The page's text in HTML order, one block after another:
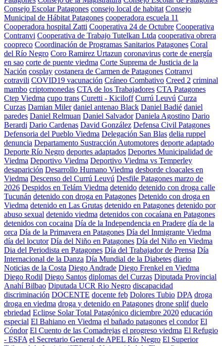
Consejo Escolar Patagones consejo local de habitat Consejo
Municipal de Hábitat Patagones cooperadora escuela 11
Cooperadora hospital Zatti Cooperativa 24 de Octubre Cooperativa
Contranvi Cooperativa de Trabajo Tutelkan Ltda cooperativa obrera
coopreco Coordinación de Programas Sanitarios Patagones Coral
del Río Negro Coro Ramirez Urtazun coronavirus corte de energía
en sao corte de puente viedma Corte Suprema de Justicia de la
Nación cosplay costanera de Carmen de Patagones Cotranvi
cotravili COVID19 vacunación Cráneo Combativo Creed 2 criminal
mambo criptomonedas CTA de los Trabajadores CTA Patagones
Ctep Viedma cupo trans Curetti - Kiciloff Currú Leuvú Curza
Curzas Damian Miler daniel antenao Black Daniel Badié daniel
paredes Daniel Relmuan Daniel Salvador Daniela Agostino Dario
Berardi Dario Cardenas David González Defensa Civil Patagones
Defensoria del Pueblo Viedma Delegación San Blas delia ruppel
denuncia Departamento Sustracción Automotores deporte adaptado
Deporte Río Negro deportes adaptados Deportes Municipalidad de
Viedma Deportivo Viedma Deportivo Viedma vs Temperley
desaparición Desarrollo Humano Viedma desborde cloacales en
Viedma Descenso del Currú Leuvú Desfile Patagones marzo de
2026 Despidos en Telám Viedma detenido detenido con droga calle
Tucunán detenido con droga en Patagones Detenido con droga en
Viedma detenido en Las Grutas detenido en Patagones detenido por
abuso sexual detenido viedma detenidos con cocaíana en Patagones
detenidos con cocaina Día de la Independencia en Pradere día de la
orca Día de la Primavera en Patagones Día del Inmigrante Viedma
día del locutor Día del Niño en Patagones Día del Niño en Viedma
Dia del Periodista en Patagones Día del Trabajador de Prensa Día
Internacional de la Danza Día Mundial de la Diabetes diario
Noticias de la Costa Diego Andrade Diego Frenkel en Viedma
Diego Rodil Diego Santos diplomas del Curzas Diputada Provincial
Anahí Bilbao Diputada UCR Rio Negro discapacidad
discriminación DOCENTE docente feb Dolores Tubio DPA droga
droga en viedma droga y detenido en Patagones drone splif duelo
ebriedad Eclipse Solar Total Patagónico diciembre 2020 educación
especial El Bahiano en Viedma el bañado patagones el condor El
Cóndor El Cuento de las Comadrejas el progreso viedma El Refugio
- ESFA el Secretario General de APEL Río Negro El Superior